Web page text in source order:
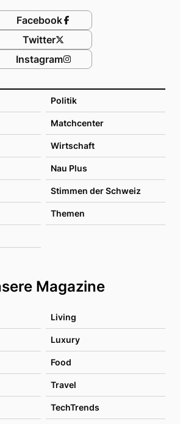
Politik
Matchcenter
Wirtschaft
Nau Plus
Stimmen der Schweiz
Themen
Magazine
Living
Luxury
Food
Travel
TechTrends
Facebook
Twitter
Instagram